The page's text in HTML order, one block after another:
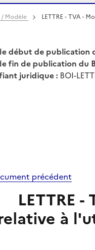
Modèle LETTRE - TVA -
début de publication
fin de publication du
juridique : BOI-
précédent
LETTRE
à